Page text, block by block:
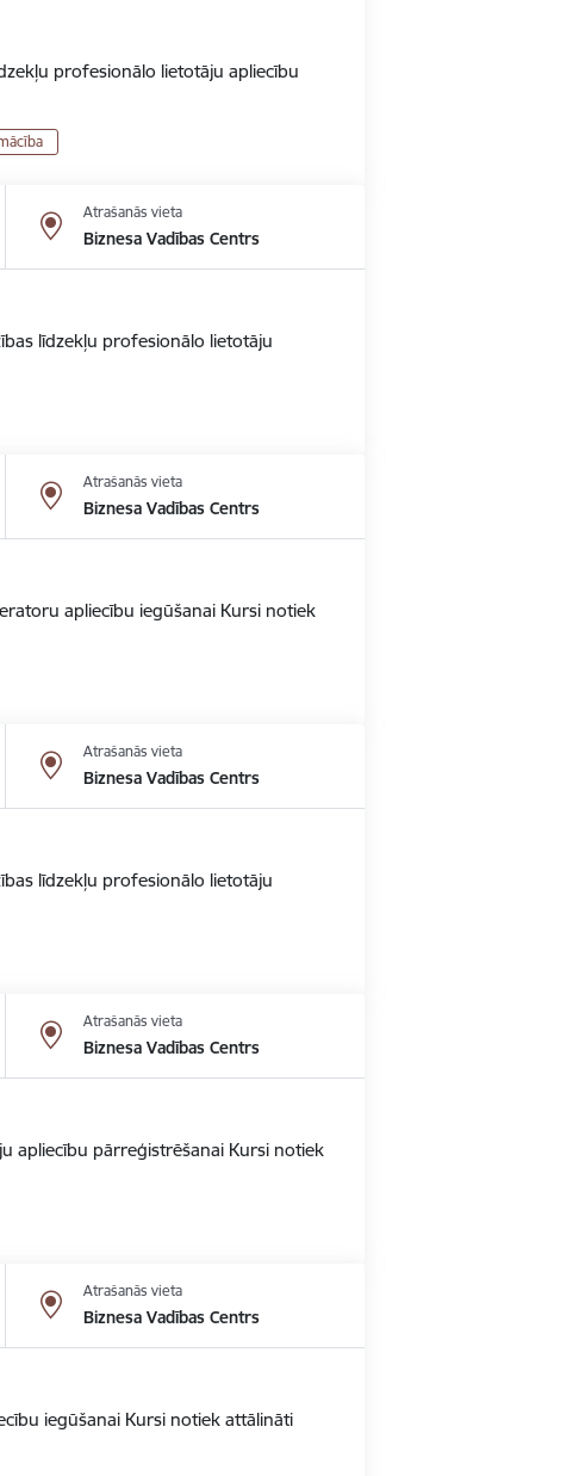
profesionālo lietotāju apliecību
Atrašanās vieta
Biznesa Vadības Centrs
līdzekļu profesionālo lietotāju
Atrašanās vieta
Biznesa Vadības Centrs
apliecību iegūšanai Kursi notiek
Atrašanās vieta
Biznesa Vadības Centrs
līdzekļu profesionālo lietotāju
Atrašanās vieta
Biznesa Vadības Centrs
apliecību pārreģistrēšanai Kursi notiek
Atrašanās vieta
Biznesa Vadības Centrs
iegūšanai Kursi notiek attālināti